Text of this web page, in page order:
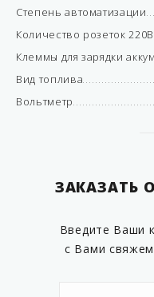
Степень автоматизации
Количество розеток 220В
Клеммы для зарядки
Вид топлива
Вольтметр
ЗАКАЗАТЬ
Введите Ваши
с Вами